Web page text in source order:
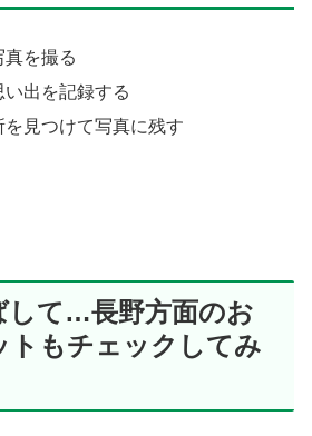
を撮る
出を記録する
見つけて写真に残す
して…長野方面のお
トもチェックしてみ